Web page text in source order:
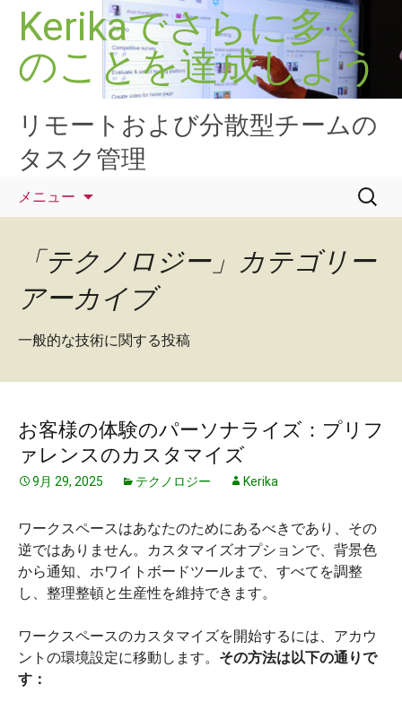
Kerikaでさらに多く
のことを達成しよう
リモートおよび分散型チームの
タスク管理
メニュー
検
索:
「テクノロジー」カテゴリー
アーカイブ
一般的な技術に関する投稿
お客様の体験のパーソナライズ：プリフ
ァレンスのカスタマイズ
9月 29, 2025 テクノロジー Kerika
ワークスペースはあなたのためにあるべきであり、その
逆ではありません。カスタマイズオプションで、背景色
から通知、ホワイトボードツールまで、すべてを調整
し、整理整頓と生産性を維持できます。
ワークスペースのカスタマイズを開始するには、アカウ
ントの環境設定に移動します。 その方法は以下の通りで
す：